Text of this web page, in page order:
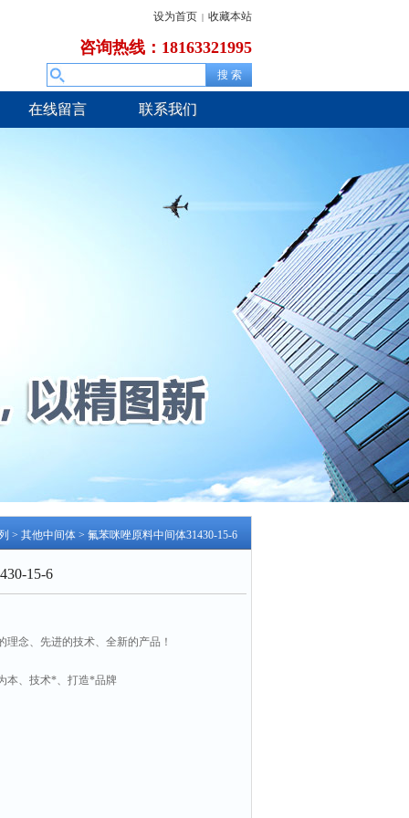
设为首页 | 收藏本站
咨询热线：18163321995
在线留言 联系我们
> 其他中间体 > 氟苯咪唑原料中间体31430-15-6
15-6
念、先进的技术、全新的产品！
本、技术*、打造*品牌